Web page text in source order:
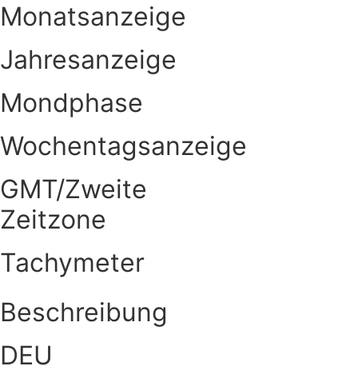
Monatsanzeige
Jahresanzeige
Mondphase
Wochentagsanzeige
GMT/Zweite
Zeitzone
Tachymeter
Beschreibung
DEU